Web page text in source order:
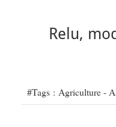
Relu,
#Tags : Agriculture -